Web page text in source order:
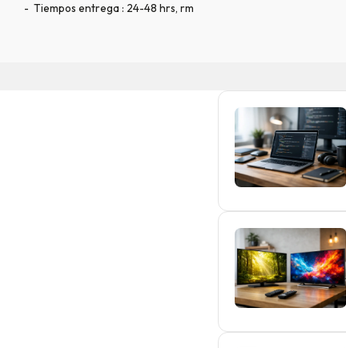
Tiempos entrega : 24-48 hrs, rm